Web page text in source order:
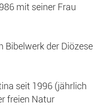
mit seiner Frau
Bibelwerk der Diözese
seit 1996 (jährlich
freien Natur